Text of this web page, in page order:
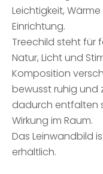
Leichtigkeit,
Einrichtung.
Treechild steht für
Natur, Licht und
Komposition
bewusst ruhig und
dadurch entfalten
Wirkung im Raum.
Das Leinwandbild
erhältlich.